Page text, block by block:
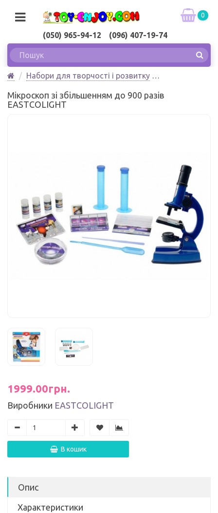
(050) 965-94-12 (096) 407-19-74
0
Набори для творчості і розвитку
Мікроскоп зі збільшенням до 900 разів
EASTCOLІGHT
Мікроскоп зі збільшенням до 900 разів
EASTCOLІGHT
1999.00грн.
Виробники EASTCOLIGHT
В кошик
Опис
Характеристики